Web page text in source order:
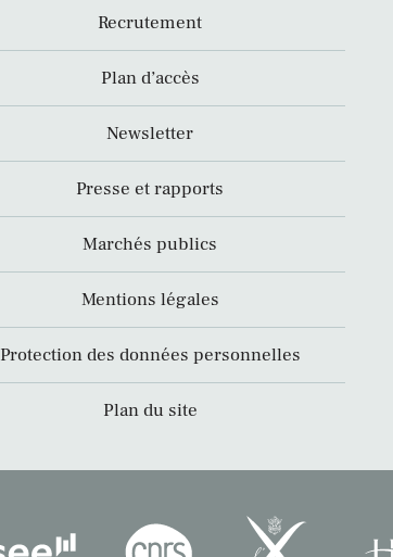
Recrutement
Plan d’accès
Newsletter
Presse et rapports
Marchés publics
Mentions légales
Protection des données personnelles
Plan du site